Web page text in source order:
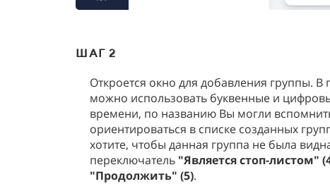
ШАГ 2
Откроется окно для добавления группы. В
можно использовать буквенные и
времени, по названию Вы могли
ориентироваться в списке созданных
хотите, чтобы данная группа не была
переключатель "Является стоп-листом"
"Продолжить" (5).